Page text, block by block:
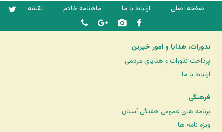
صفحه اصلی ارتباط با ما ماهنامه خادم نقشه
نذورات، هدایا و امور خیرین
پرداخت نذورات و هدایای مردمی
ارتباط با ما
فرهنگی
برنامه های عمومی هفتگی آستان
ویژه نامه ها